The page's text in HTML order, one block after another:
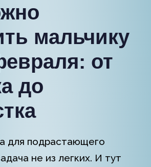
мальчику
от
до
для подрастающего
не из легких. И тут